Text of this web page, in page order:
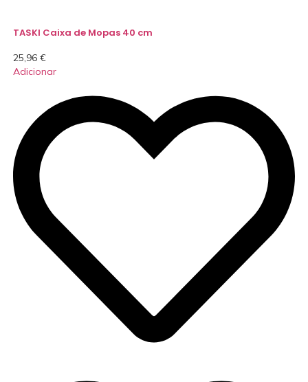
TASKI Caixa de Mopas 40 cm
25,96 €
Adicionar